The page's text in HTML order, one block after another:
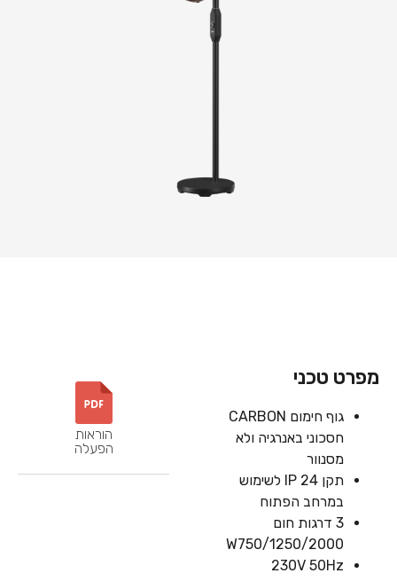
מפרט טכני
גוף חימום CARBON
חסכוני באנרגיה ולא
מסנוור
תקן 24 IP לשימוש
במרחב הפתוח
3 דרגות חום
W750/1250/2000
230V 50Hz
הוראות
הפעלה